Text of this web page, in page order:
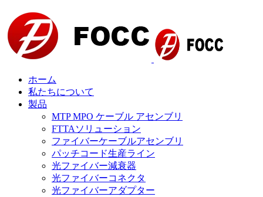
ホーム
私たちについて
製品
MTP MPO ケーブル アセンブリ
FTTAソリューション
ファイバーケーブルアセンブリ
パッチコード生産ライン
光ファイバー減衰器
光ファイバーコネクタ
光ファイバーアダプター